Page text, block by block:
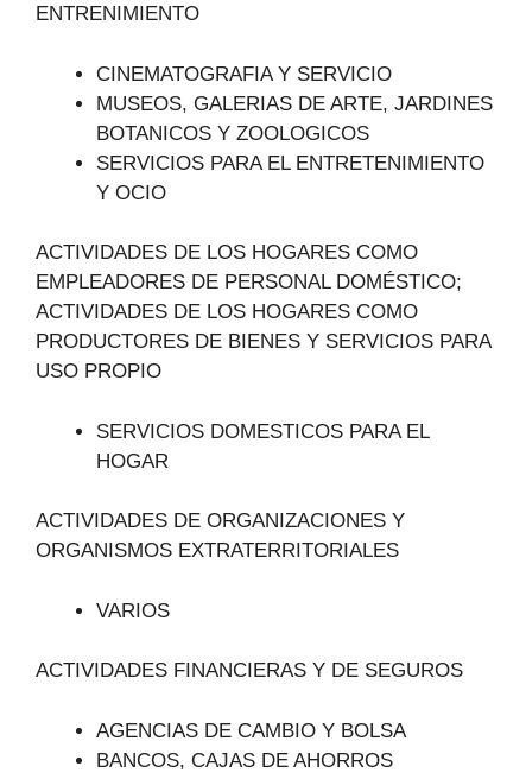
ENTRENIMIENTO
CINEMATOGRAFIA Y SERVICIO
MUSEOS, GALERIAS DE ARTE, JARDINES
BOTANICOS Y ZOOLOGICOS
SERVICIOS PARA EL ENTRETENIMIENTO
Y OCIO
ACTIVIDADES DE LOS HOGARES COMO
EMPLEADORES DE PERSONAL DOMÉSTICO;
ACTIVIDADES DE LOS HOGARES COMO
PRODUCTORES DE BIENES Y SERVICIOS PARA
USO PROPIO
SERVICIOS DOMESTICOS PARA EL
HOGAR
ACTIVIDADES DE ORGANIZACIONES Y
ORGANISMOS EXTRATERRITORIALES
VARIOS
ACTIVIDADES FINANCIERAS Y DE SEGUROS
AGENCIAS DE CAMBIO Y BOLSA
BANCOS, CAJAS DE AHORROS